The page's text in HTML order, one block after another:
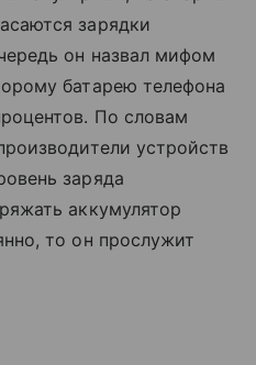
зарядки
он назвал мифом
батарею телефона
По словам
устройств
заряда
аккумулятор
то он прослужит